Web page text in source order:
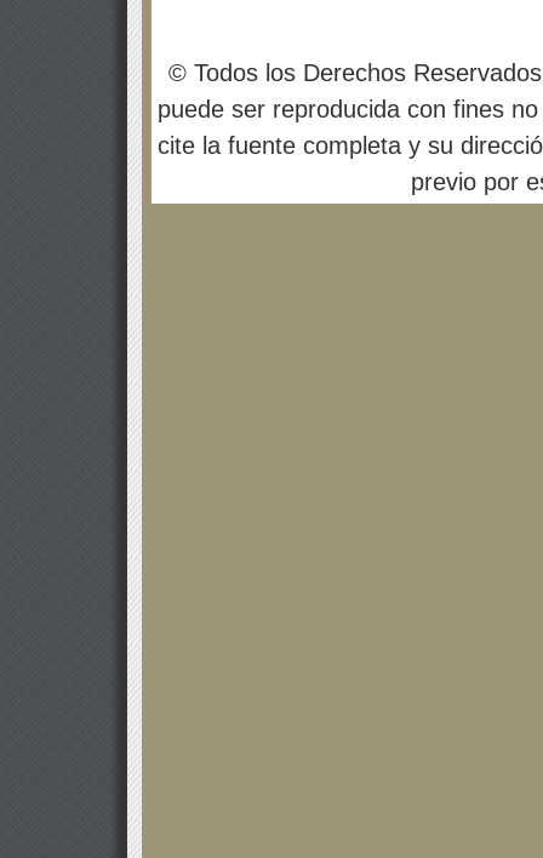
© Todos los Derechos
puede ser reproducida con fines
cite la fuente completa y su
previo por